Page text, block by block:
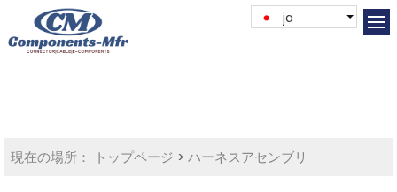
ja
現在の場所： トップページ >ハーネスアセンブリ